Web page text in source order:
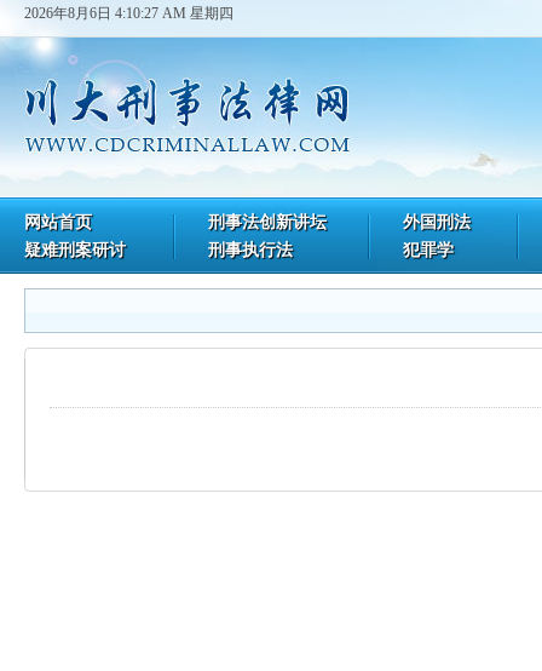
2026年8月6日 4:10:27 AM 星期四
网站首页 刑事法创新讲坛
外国刑法
疑难刑案研讨
刑事执行法 犯罪学